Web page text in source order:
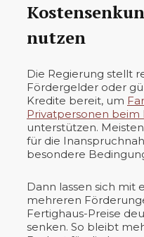
nutzen
Die Regierung stellt
Fördergelder oder
Kredite bereit, um
Privatpersonen beim
unterstützen.
für die
besondere
Dann lassen sich mit
mehreren
Fertighaus-Preise
senken. So bleibt